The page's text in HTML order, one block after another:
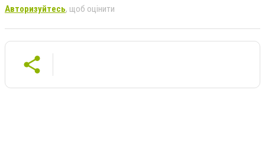
Авторизуйтесь, щоб оцінити